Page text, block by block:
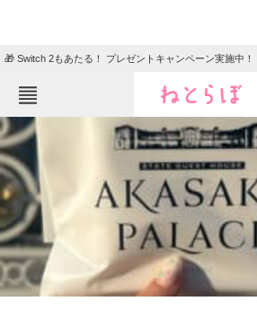
🎁 Switch 2もあたる！ プレゼントキャンペーン実施中！
ねとらぼメニュー
TOP ニュース
エンタメ クイズ
グルメ 地域
住まい 教育・育児
動物 リサーチ